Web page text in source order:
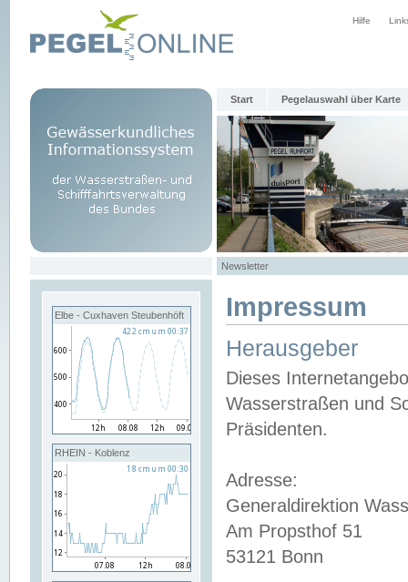
Hilfe
Start Pegelauswahl über Karte
Newsletter
Elbe - Cuxhaven Steubenhöft
RHEIN - Koblenz
Impressum
Herausgeber
Dieses
Wasserstraßen und
Präsidenten.
Adresse:
Generaldirektion
Am Propsthof 51
53121 Bonn